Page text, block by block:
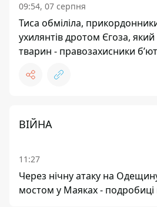
09:54, 07 серпня
Тиса обміліла, прикордонники
ухилянтів дротом Єгоза,
тварин - правозахисники
ВІЙНА
11:27
Через нічну атаку на
мостом у Маяках - подробиці